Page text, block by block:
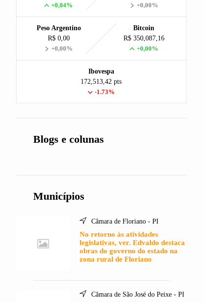
+0,04%
+0,00%
Peso Argentino
R$ 0,00
+0,00%
Bitcoin
R$ 350,087,16
+0,00%
Ibovespa
172,513,42 pts
-1.73%
Blogs e colunas
Municípios
Câmara de Floriano - PI
No retorno às atividades
legislativas, ver. Edvaldo destaca
obras do governo do estado na
zona rural de Floriano
Câmara de São José do Peixe - PI